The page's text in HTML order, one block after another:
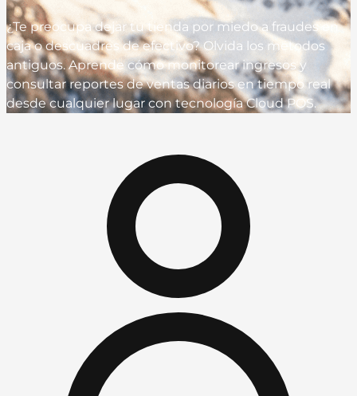
¿Te preocupa dejar tu tienda por miedo a fraudes en
caja o descuadres de efectivo? Olvida los métodos
antiguos. Aprende cómo monitorear ingresos y
consultar reportes de ventas diarios en tiempo real
desde cualquier lugar con tecnología Cloud POS.